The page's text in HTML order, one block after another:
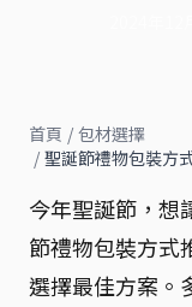
首頁 / 包材選擇
/ 聖誕節禮物包裝方
今年聖誕節，想
節禮物包裝方式
選擇最佳方案。